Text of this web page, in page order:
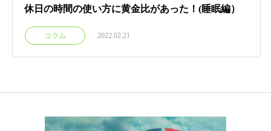
休日の時間の使い方に黄金比があった！(睡眠編）
コラム 2022.02.21